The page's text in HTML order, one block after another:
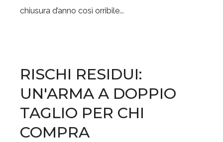
chiusura d’anno così orribile...
RISCHI RESIDUI:
UN'ARMA A DOPPIO
TAGLIO PER CHI
COMPRA